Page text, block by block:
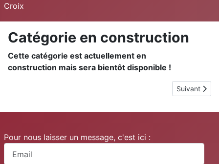
Croix
Catégorie en construction
Cette catégorie est actuellement en
construction mais sera bientôt disponible !
Article
Suivant
Pour nous laisser un message, c'est ici :